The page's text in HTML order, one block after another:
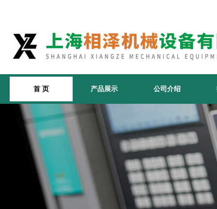
首 页 产品展示 公司介绍